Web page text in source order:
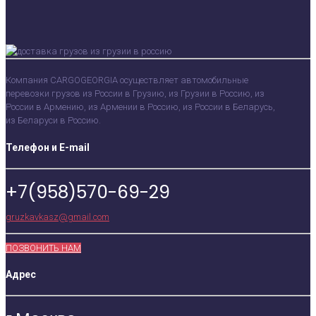
Компания CARGOGEORGIA осуществляет автомобильные
перевозки грузов из России в Грузию, из Грузии в Россию, из
России в Армению, из Армении в Россию, из России в Беларусь,
из Беларуси в Россию.
Телефон и E-mail
+7(958)570-69-29
gruzkavkasz@gmail.com
ПОЗВОНИТЬ НАМ
Адрес